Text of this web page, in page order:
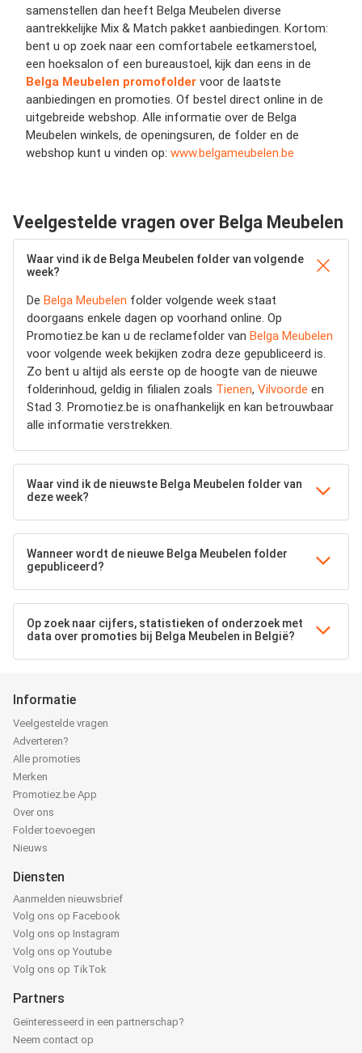
samenstellen dan heeft Belga Meubelen diverse
aantrekkelijke Mix & Match pakket aanbiedingen. Kortom:
bent u op zoek naar een comfortabele eetkamerstoel,
een hoeksalon of een bureaustoel, kijk dan eens in de
Belga Meubelen promofolder voor de laatste
aanbiedingen en promoties. Of bestel direct online in de
uitgebreide webshop. Alle informatie over de Belga
Meubelen winkels, de openingsuren, de folder en de
webshop kunt u vinden op: www.belgameubelen.be
Veelgestelde vragen over Belga Meubelen
Waar vind ik de Belga Meubelen folder van volgende
week?
De Belga Meubelen folder volgende week staat
doorgaans enkele dagen op voorhand online. Op
Promotiez.be kan u de reclamefolder van Belga Meubelen
voor volgende week bekijken zodra deze gepubliceerd is.
Zo bent u altijd als eerste op de hoogte van de nieuwe
folderinhoud, geldig in filialen zoals Tienen, Vilvoorde en
Stad 3. Promotiez.be is onafhankelijk en kan betrouwbaar
alle informatie verstrekken.
Waar vind ik de nieuwste Belga Meubelen folder van
deze week?
Wanneer wordt de nieuwe Belga Meubelen folder
gepubliceerd?
Op zoek naar cijfers, statistieken of onderzoek met
data over promoties bij Belga Meubelen in België?
Informatie
Veelgestelde vragen
Adverteren?
Alle promoties
Merken
Promotiez.be App
Over ons
Folder toevoegen
Nieuws
Diensten
Aanmelden nieuwsbrief
Volg ons op Facebook
Volg ons op Instagram
Volg ons op Youtube
Volg ons op TikTok
Partners
Geïnteresseerd in een partnerschap?
Neem contact op